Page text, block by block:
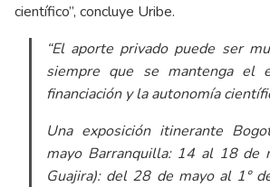
científico”, concluye Uribe.
“El aporte privado puede ser
siempre que se mantenga el
financiación y la autonomía
Una exposición itinerante
mayo Barranquilla: 14 al 18 de
Guajira): del 28 de mayo al 1°